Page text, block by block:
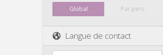
Global Par pers.
Langue de contact